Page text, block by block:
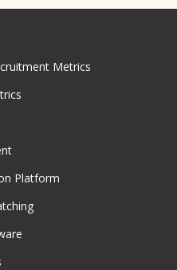
Metrics
Platform